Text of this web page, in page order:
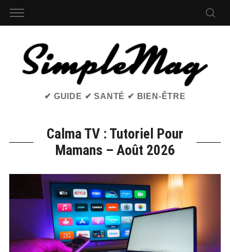
✔ GUIDE ✔ SANTÉ ✔ BIEN-ÊTRE
Calma TV : Tutoriel Pour
Mamans – Août 2026